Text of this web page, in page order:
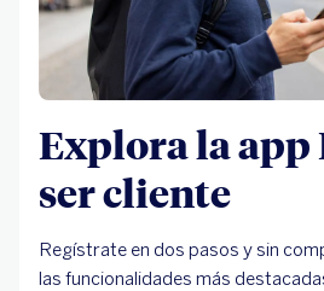
Explora la app
ser cliente
Regístrate en dos pasos y sin
las funcionalidades más